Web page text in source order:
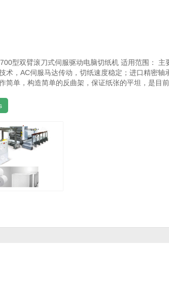
型双臂滚刀式伺服驱动电脑切纸机 适用范围： 主
术，AC伺服马达传动，切纸速度稳定；进口精密
简单，构造简单的反曲架，保证纸张的平坦，是目